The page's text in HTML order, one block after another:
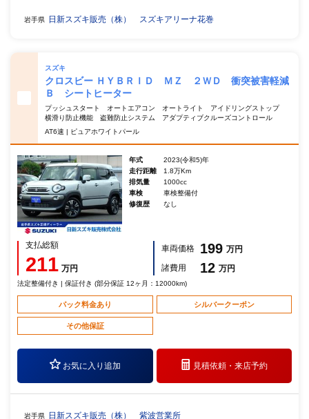
岩手県 日新スズキ販売（株） スズキアリーナ花巻
スズキ
クロスビー ＨＹＢＲＩＤ ＭＺ ２ＷＤ 衝突被害軽減
Ｂ シートヒーター
プッシュスタート オートエアコン オートライト アイドリングストップ
横滑り防止機能 盗難防止システム アダプティブクルーズコントロール
AT6速 | ピュアホワイトパール
年式
2023(令和5)年
走行距離
1.8万Km
排気量
1000cc
車検
車検整備付
修復歴
なし
支払総額
211 万円
車両価格 199 万円
諸費用
12 万円
法定整備付き | 保証付き (部分保証 12ヶ月：12000km)
パック料金あり シルバークーポン
その他保証
お気に入り追加 見積依頼・来店予約
岩手県 日新スズキ販売（株） 紫波営業所